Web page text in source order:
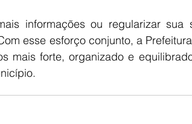
informações ou regularizar sua
esse esforço conjunto, a
mais forte, organizado e